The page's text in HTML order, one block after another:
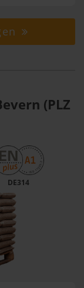
(PLZ
DE314